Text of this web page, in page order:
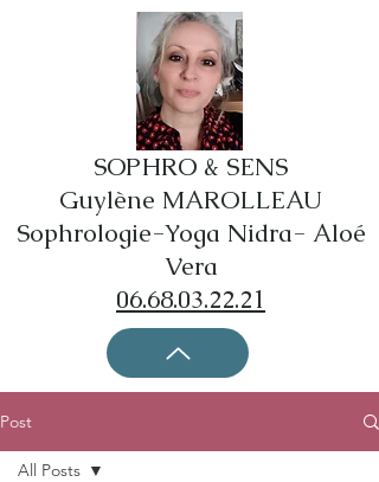
SOPHRO & SENS
Guylène MAROLLEAU
Sophrologie-Yoga Nidra- Aloé
Vera
06.68.03.22.21
Post
All Posts